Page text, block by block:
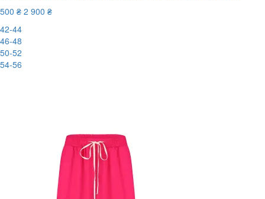
500 ₴ 2 900 ₴
42-44
46-48
50-52
54-56